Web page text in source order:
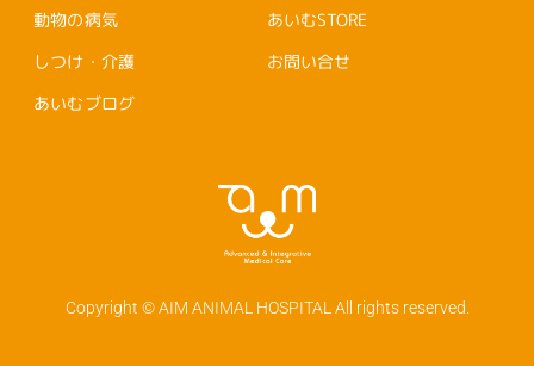
動物の病気
しつけ・介護
あいむブログ
あいむSTORE
お問い合せ
Copyright © AIM ANIMAL HOSPITAL All rights reserved.